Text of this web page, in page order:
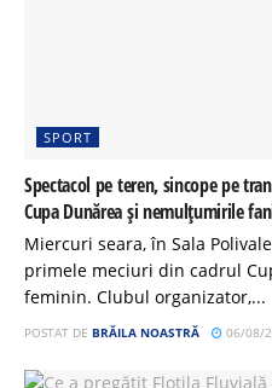
SPORT
Spectacol pe teren, sincope pe
Cupa Dunărea și nemulțumirile
Miercuri seara, în Sala
primele meciuri din cadrul
feminin. Clubul organizator,...
POSTAT DE BRĂILA NOASTRĂ 06/08/